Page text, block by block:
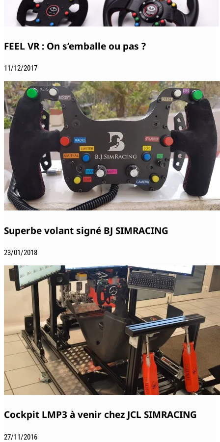
FEEL VR : On s’emballe ou pas ?
11/12/2017
Superbe volant signé BJ SIMRACING
23/01/2018
Cockpit LMP3 à venir chez JCL SIMRACING
27/11/2016